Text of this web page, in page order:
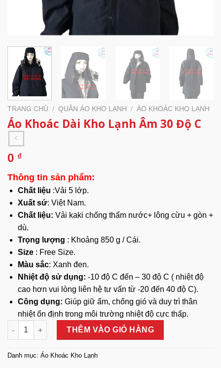
TRANG CHỦ / QUẦN ÁO KHO LẠNH / ÁO KHOÁC KHO LẠNH
Áo Khoác Dài Kho Lạnh Âm 30 Độ C
0 ₫
Thông tin sản phẩm:
Chất liệu :Vải 5 lớp.
Xuất sứ: Việt Nam.
Chất liệu: Vải kaki chống thấm nước+ lông cừu + gòn +
dù.
Trọng lượng : Khoảng 850 g / Cái.
Size : Free Size.
Màu sắc: Xanh đen.
Nhiệt độ sử dụng: -10 độ C đến – 30 độ C ( nhiệt độ
cao hơn vui lòng liên hệ tư vấn từ -20 đến 40 độ C).
Công dụng: Giúp giữ ấm, chống gió và duy trì thân
nhiệt ổn định trong môi trường nhiệt độ cực thấp.
Áo Khoác Dài Kho Lạnh Âm 30 Độ C số lượng
THÊM VÀO GIỎ HÀNG
Danh mục: Áo Khoác Kho Lạnh